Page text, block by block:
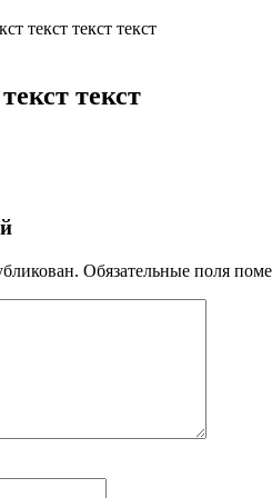
текст текст текст
текст
Обязательные поля